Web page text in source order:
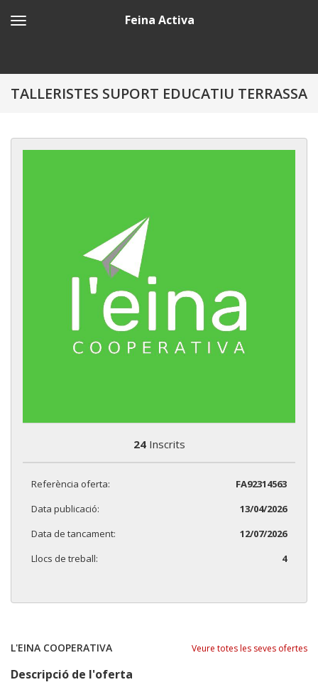
Feina Activa
TALLERISTES SUPORT EDUCATIU TERRASSA
24Inscrits
Referència oferta:
FA92314563
Data publicació:
13/04/2026
Data de tancament:
12/07/2026
Llocs de treball:
4
L'EINA COOPERATIVA Veure totes les seves ofertes
Descripció de l'oferta